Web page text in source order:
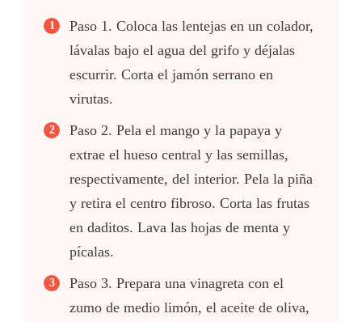
Paso 1. Coloca las lentejas en un colador,
lávalas bajo el agua del grifo y déjalas
escurrir. Corta el jamón serrano en
virutas.
Paso 2. Pela el mango y la papaya y
extrae el hueso central y las semillas,
respectivamente, del interior. Pela la piña
y retira el centro fibroso. Corta las frutas
en daditos. Lava las hojas de menta y
pícalas.
Paso 3. Prepara una vinagreta con el
zumo de medio limón, el aceite de oliva,